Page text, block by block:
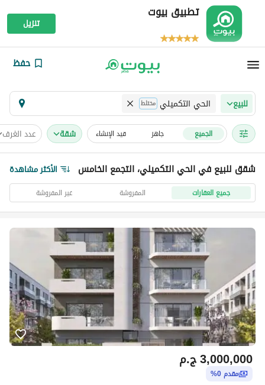
تطبيق بيوت
تنزيل
حفظ
للبيع الحي التكميلي مختلط
الجميع جاهز قيد الإنشاء شقة عدد الغرف
شقق للبيع في الحي التكميلي، التجمع الخامس الأكثر مشاهدة
جميع العقارات المفروشة غير المفروشة
ج.م3,000,000
مقدم 0%